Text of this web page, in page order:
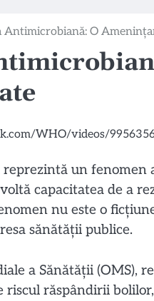
Antimicrobiană: O
un
capacitatea de a
nu este o
sănătății publice.
a Sănătății (OMS),
răspândirii